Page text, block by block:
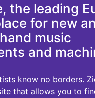
the leading
for new
music
and
know no borders.
that allows you to